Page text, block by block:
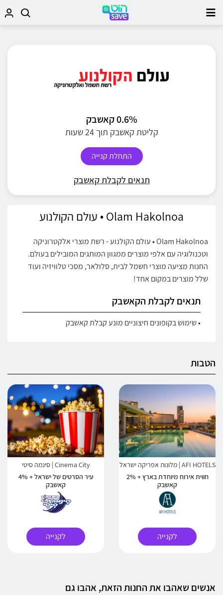
0.6% קאשבק
קליטת קאשבק תוך 24 שעות
התחלת קנייה
תנאים לקבלת קאשבק
Olam Hakolnoa • עולם הקולנוע
Olam Hakolnoa • עולם הקולנוע - רשת מוצרי אלקטרוניקה
וטכנולוגיה עם אלפי מוצרים ממגוון המותגים המובילים בעולם.
החנות מציעה מוצרי חשמל לבית, סלולאר, מסכי טלוויזיה ועוד
שלל מוצרים במקום אחד!
תנאים לקבלת הקאשבק
• שימוש בקופונים חיצוניים מונע קבלת קאשבק
הטבות
AFI HOTELS | מלונות אפריקה ישראל
חווית אירוח מיוחדת בארץ + 2%
קאשבק
לקנייה
Cinema City | סינמה סיטי
עיר הסרטים של ישראל + 4%
קאשבק
לקנייה
אנשים שאהבו את החנות הזאת, אהבו גם